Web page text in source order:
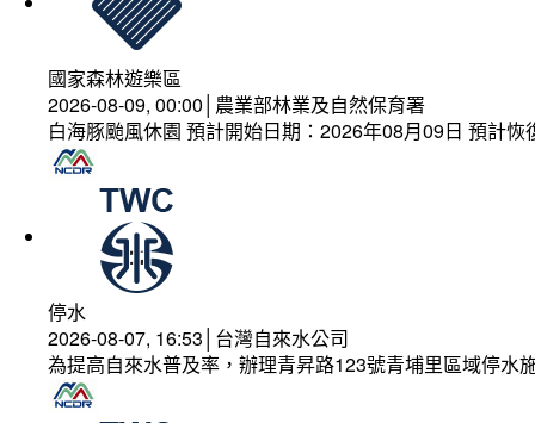
國家森林遊樂區
2026-08-09, 00:00│農業部林業及自然保育署
白海豚颱風休園 預計開始日期：2026年08月09日 預計
停水
2026-08-07, 16:53│台灣自來水公司
為提高自來水普及率，辦理青昇路123號青埔里區域停水